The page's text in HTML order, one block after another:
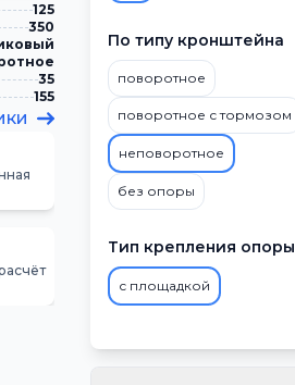
125
350
35
155
По типу кронштейна
поворотное
поворотное с тормозом
неповоротное
без опоры
Тип крепления опоры
с площадкой